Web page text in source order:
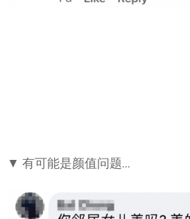
▼ 有可能是颜值问题…